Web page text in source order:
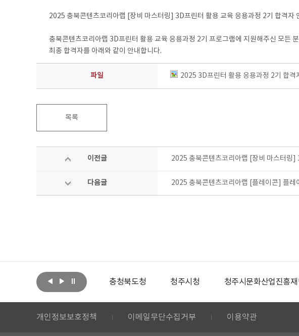
2025 충북콘텐츠코리아랩 [장비 마스터링] 3D프린터 활용 교육 응용과정 2기 합격자
충북콘텐츠코리아랩 3D프린터 활용 교육 응용과정 2기 프로그램에 지원해주신 모든
최종 합격자를 아래와 같이 안내합니다.
파일 2025 3D프린터 활용 응용과정 2기 합
목록
이전글 2025 충북콘텐츠코리아랩 [장비 마스터링]
다음글 2025 충북콘텐츠코리아랩 [플레이콘] 플레
문화체육관광부 충청북도청 청주시청 청주시문화산업진흥
개인정보보호정책 이메일무단수집거부 이용약관